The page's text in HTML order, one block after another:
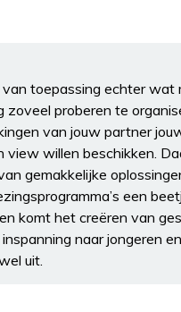
toepassing echter
zoveel proberen te
van jouw partner
willen beschikken.
gemakkelijke
een
komt het creëren van
naar jongeren
uit.